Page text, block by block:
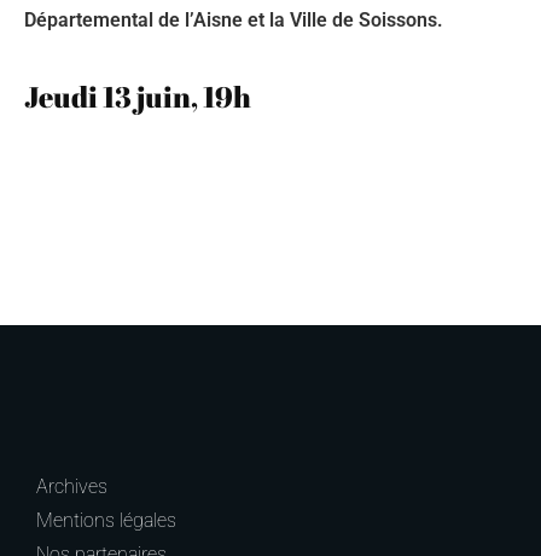
Départemental de l’Aisne et la Ville de Soissons.
Jeudi 13 juin, 19h
Archives
Mentions légales